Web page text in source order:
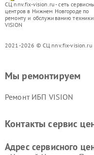
СЦ nnv.fix-vision.ru - сеть
центров в Нижнем Новгороде по
ремонту и обслуживанию техники
VISION
2021-2026 © СЦ nnv.fix-vision.ru
Мы ремонтируем
Ремонт ИБП VISION
Контакты сервис
Адрес сервисного